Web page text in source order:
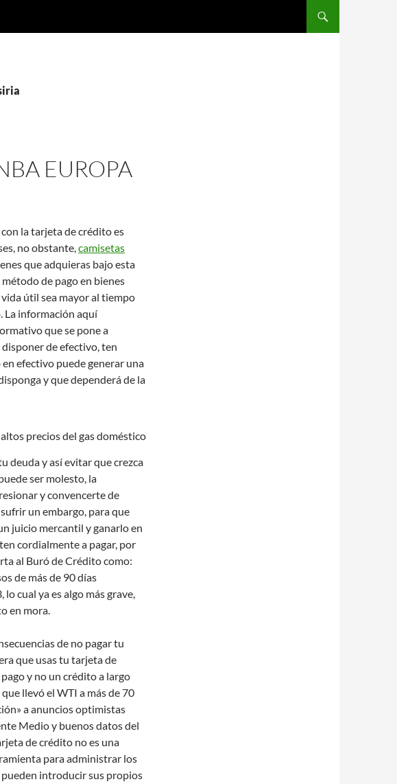
EUROPA
la tarjeta de crédito es
no obstante,camisetas
que adquieras bajo esta
de pago en bienes
útil sea mayor al tiempo
La información aquí
que se pone a
de efectivo, ten
efectivo puede generar una
y que dependerá de la
deuda y así evitar que crezca
ser molesto, la
y convencerte de
un embargo, para que
juicio mercantil y ganarlo en
cordialmente a pagar, por
al Buró de Crédito como:
de más de 90 días
cual ya es algo más grave,
en mora.
de no pagar tu
que usas tu tarjeta de
y no un crédito a largo
llevó el WTI a más de 70
a anuncios optimistas
Medio y buenos datos del
de crédito no es una
para administrar los
introducir sus propios